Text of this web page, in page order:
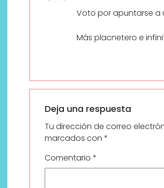
Voto por apuntarse a
Más placnetero e
Deja una respuesta
Tu dirección de correo
marcados con *
Comentario *